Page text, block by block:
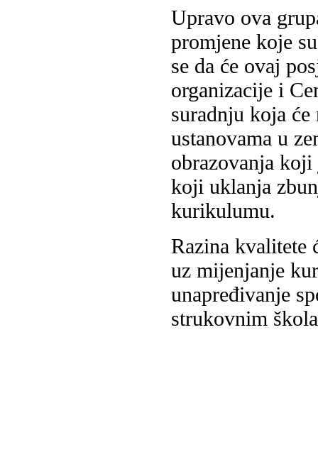
Upravo ova
promjene koje
se da će ovaj
organizacije i
suradnju koja
ustanovama u
obrazovanja
koji uklanja
kurikulumu.
Razina kvalitete
uz mijenjanje
unapređivanje
strukovnim